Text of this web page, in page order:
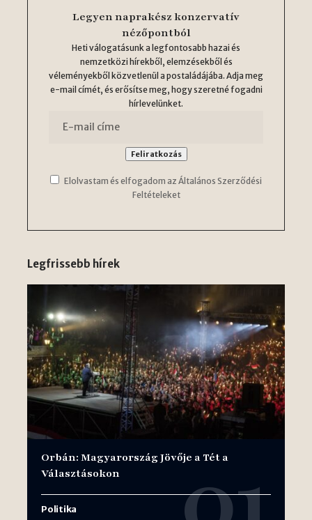
Legyen naprakész konzervatív
nézőpontból
Heti válogatásunk a legfontosabb hazai és
nemzetközi hírekből, elemzésekből és
véleményekből közvetlenül a postaládájába. Adja meg
e-mail címét, és erősítse meg, hogy szeretné fogadni
hírlevelünket.
Elolvastam és elfogadom az Általános Szerződési
Feltételeket
Legfrissebb hírek
Orbán: Magyarország Jövője a Tét a
Választásokon
Politika